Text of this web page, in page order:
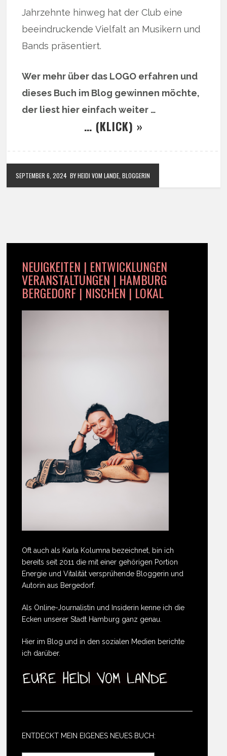
Jahrzehnte hinweg hat der Club eine
beeindruckende Vielfalt an Musikern und
Bands präsentiert.
Wer mehr über das LOGO erfahren und
dieses Buch im Blog gewinnen möchte,
der liest hier einfach weiter …
… (KLICK) »
SEPTEMBER 6, 2024 BY HEIDI VOM LANDE, BLOGGERIN
NEUIGKEITEN | ENTWICKLUNGEN
VERANSTALTUNGEN | HAMBURG
BERGEDORF | NISCHEN | LOKAL
Oft auch als Karla Kolumna bezeichnet, bin ich
bereits seit 2011 die mit einer gehörigen Portion
Energie und Vitalität versprühende Bloggerin und
Autorin aus Bergedorf.
Als Online-Journalistin und Insiderin kenne ich die
Ecken unserer Stadt Hamburg ganz genau.
Hier im Blog und in den sozialen Medien berichte
ich darüber.
ENTDECKT MEIN EIGENES NEUES BUCH: